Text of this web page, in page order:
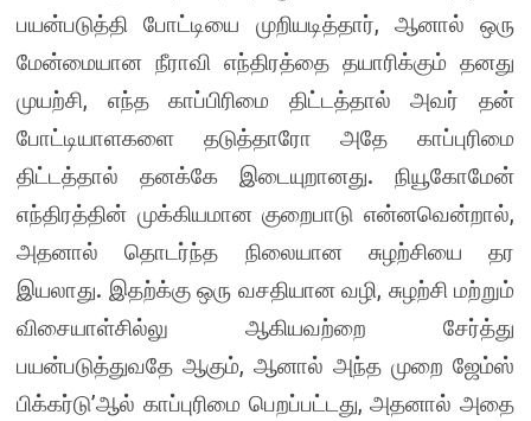
பயன்படுத்தி போட்டியை முறியடித்தார், ஆனால் ஒரு
மேன்மையான நீராவி எந்திரத்தை தயாரிக்கும் தனது
முயற்சி, எந்த காப்பிரிமை திட்டத்தால் அவர் தன்
போட்டியாளகளை தடுத்தாரோ அதே காப்புரிமை
திட்டத்தால் தனக்கே இடையுறானது. நியூகோமேன்
எந்திரத்தின் முக்கியமான குறைபாடு என்னவென்றால்,
அதனால் தொடர்ந்த நிலையான சுழற்சியை தர
இயலாது. இதற்க்கு ஒரு வசதியான வழி, சுழற்சி மற்றும்
விசையாள்சில்லு ஆகியவற்றை சேர்த்து
பயன்படுத்துவதே ஆகும், ஆனால் அந்த முறை ஜேம்ஸ்
பிக்கர்டு’ஆல் காப்புரிமை பெறப்பட்டது, அதனால் அதை